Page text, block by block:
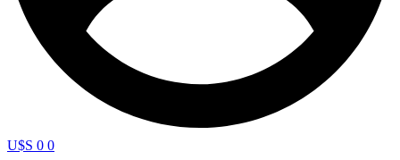
U$S 0 0